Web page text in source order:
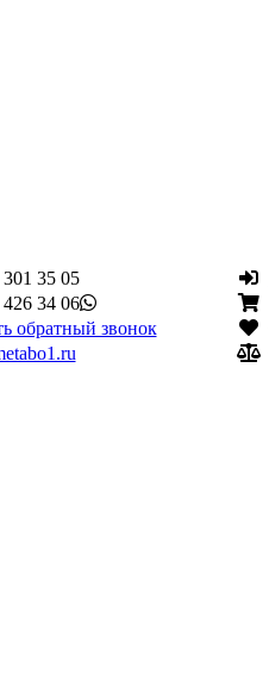
35 05
34 06
обратный звонок